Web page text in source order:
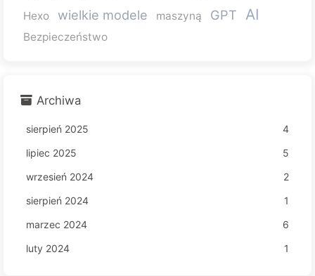
Hexo
wielkie modele maszyną GPT AI
Bezpieczeństwo
Archiwa
sierpień 2025
4
lipiec 2025
5
wrzesień 2024
2
sierpień 2024
1
marzec 2024
6
luty 2024
1